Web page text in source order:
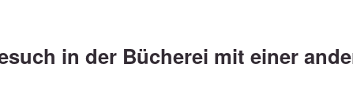
in der Bücherei mit einer